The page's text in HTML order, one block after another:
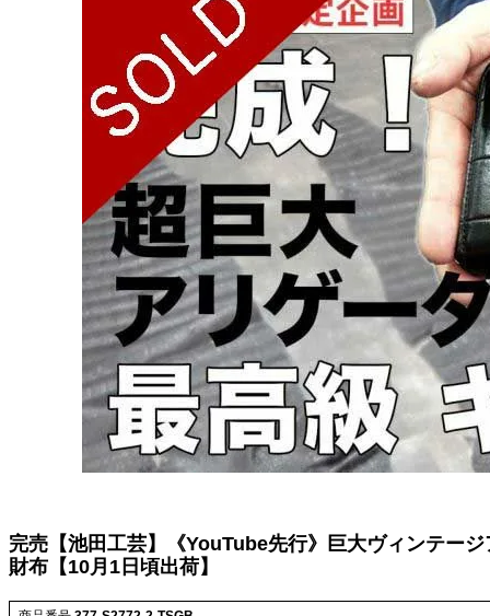
完売【池田工芸】《YouTube先行》巨大ヴィンテー
財布【10月1日頃出荷】